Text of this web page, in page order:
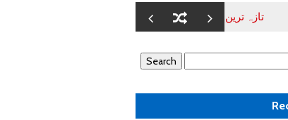
ترین خبریں//شائننگ کراچی علم،ادب و تہذیب کا فروغ ، فیس بک